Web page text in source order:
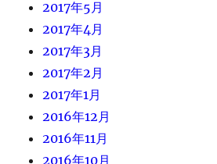
2017年5月
2017年4月
2017年3月
2017年2月
2017年1月
2016年12月
2016年11月
2016年10月